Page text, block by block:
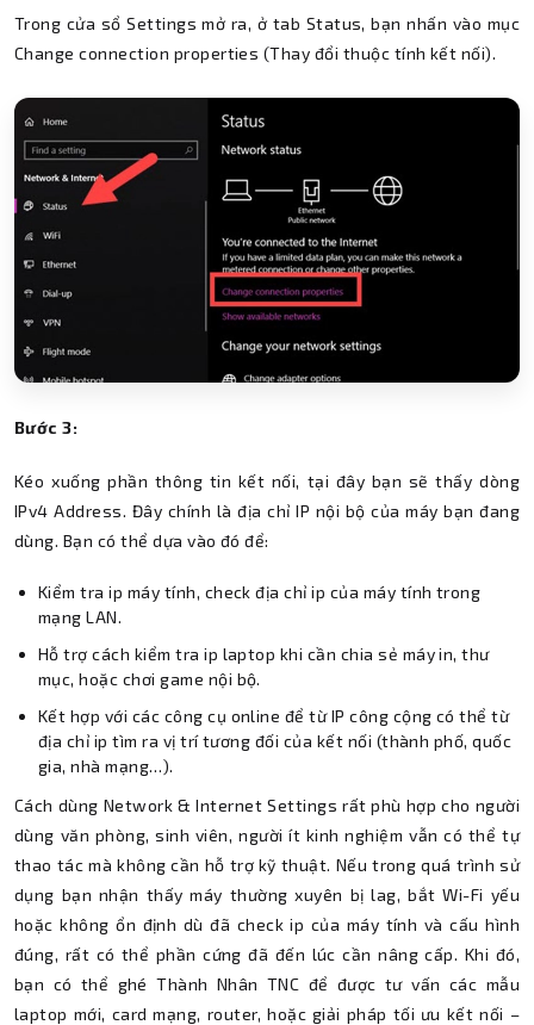
Trong cửa sổ Settings mở ra, ở tab Status, bạn nhấn vào mục
Change connection properties (Thay đổi thuộc tính kết nối).
Bước 3:
Kéo xuống phần thông tin kết nối, tại đây bạn sẽ thấy dòng
IPv4 Address. Đây chính là địa chỉ IP nội bộ của máy bạn đang
dùng. Bạn có thể dựa vào đó để:
Kiểm tra ip máy tính, check địa chỉ ip của máy tính trong
mạng LAN.
Hỗ trợ cách kiểm tra ip laptop khi cần chia sẻ máy in, thư
mục, hoặc chơi game nội bộ.
Kết hợp với các công cụ online để từ IP công cộng có thể từ
địa chỉ ip tìm ra vị trí tương đối của kết nối (thành phố, quốc
gia, nhà mạng…).
Cách dùng Network & Internet Settings rất phù hợp cho người
dùng văn phòng, sinh viên, người ít kinh nghiệm vẫn có thể tự
thao tác mà không cần hỗ trợ kỹ thuật. Nếu trong quá trình sử
dụng bạn nhận thấy máy thường xuyên bị lag, bắt Wi-Fi yếu
hoặc không ổn định dù đã check ip của máy tính và cấu hình
đúng, rất có thể phần cứng đã đến lúc cần nâng cấp. Khi đó,
bạn có thể ghé Thành Nhân TNC để được tư vấn các mẫu
laptop mới, card mạng, router, hoặc giải pháp tối ưu kết nối –